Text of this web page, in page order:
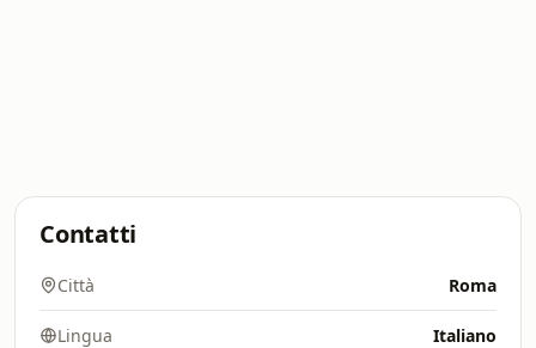
Contatti
Città Roma
Lingua Italiano